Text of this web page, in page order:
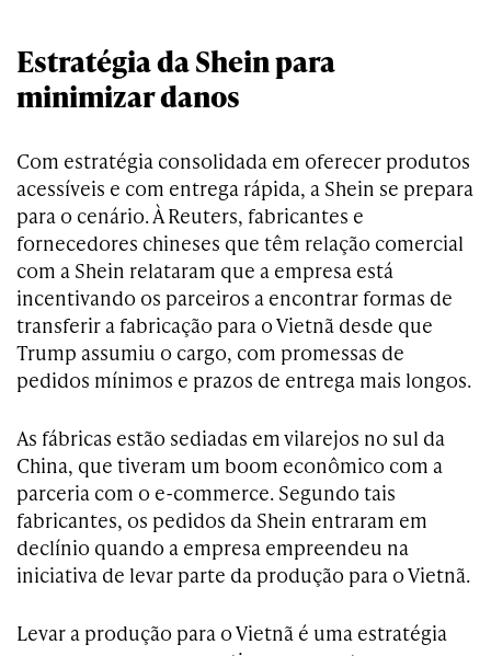
Estratégia da Shein para
minimizar danos
Com estratégia consolidada em oferecer produtos
acessíveis e com entrega rápida, a Shein se prepara
para o cenário. À Reuters, fabricantes e
fornecedores chineses que têm relação comercial
com a Shein relataram que a empresa está
incentivando os parceiros a encontrar formas de
transferir a fabricação para o Vietnã desde que
Trump assumiu o cargo, com promessas de
pedidos mínimos e prazos de entrega mais longos.
As fábricas estão sediadas em vilarejos no sul da
China, que tiveram um boom econômico com a
parceria com o e-commerce. Segundo tais
fabricantes, os pedidos da Shein entraram em
declínio quando a empresa empreendeu na
iniciativa de levar parte da produção para o Vietnã.
Levar a produção para o Vietnã é uma estratégia